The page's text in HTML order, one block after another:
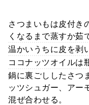
さつまいもは皮付き
くなるまで蒸すか茹
温かいうちに皮を剥
ココナッツオイルは
鍋に裏ごししたさつ
ッツシュガー、アー
混ぜ合わせる。